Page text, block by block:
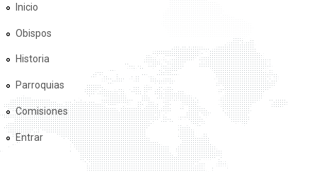
Inicio
Obispos
Historia
Parroquias
Comisiones
Entrar